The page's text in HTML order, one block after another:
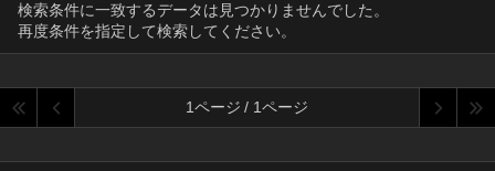
検索条件に一致するデータは見つかりませんでした。
再度条件を指定して検索してください。
1ページ / 1ページ